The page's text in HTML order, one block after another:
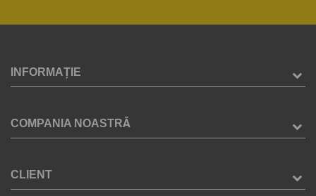
INFORMAȚIE
COMPANIA NOASTRĂ
CLIENT